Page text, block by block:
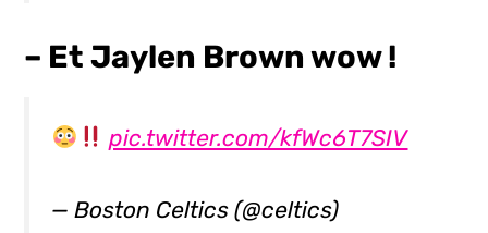
– Et Jaylen Brown wow !
pic.twitter.com/kfWc6T7SIV
— Boston Celtics (@celtics)